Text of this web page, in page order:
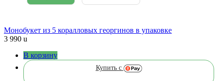
Монобукет из 5 коралловых георгинов в упаковке
3 990 u
В корзину
Купить с